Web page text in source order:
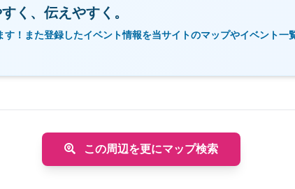
く、伝えやすく。
す！また登録したイベント情報を当サイトのマップやイベント一
この周辺を更にマップ検索